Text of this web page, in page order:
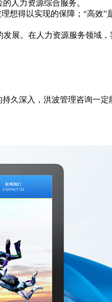
人力资源综合服务。
想得以实现的保障；“高效”
展。在人力资源服务领域，
久深入，洪波管理咨询一